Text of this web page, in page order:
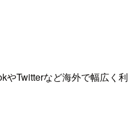
Twitterなど海外で幅広く